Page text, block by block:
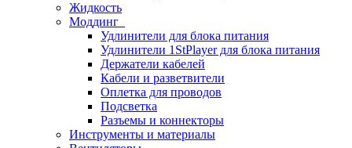
Жидкость
Моддинг
Удлинители для блока питания
Удлинители 1StPlayer для блока питания
Держатели кабелей
Кабели и разветвители
Оплетка для проводов
Подсветка
Разъемы и коннекторы
Инструменты и материалы